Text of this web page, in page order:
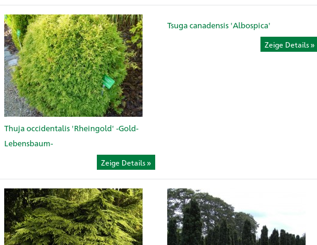
Thuja occidentalis 'Rheingold' -Gold-
Lebensbaum-
Zeige Details
Tsuga canadensis 'Albospica'
Zeige Details